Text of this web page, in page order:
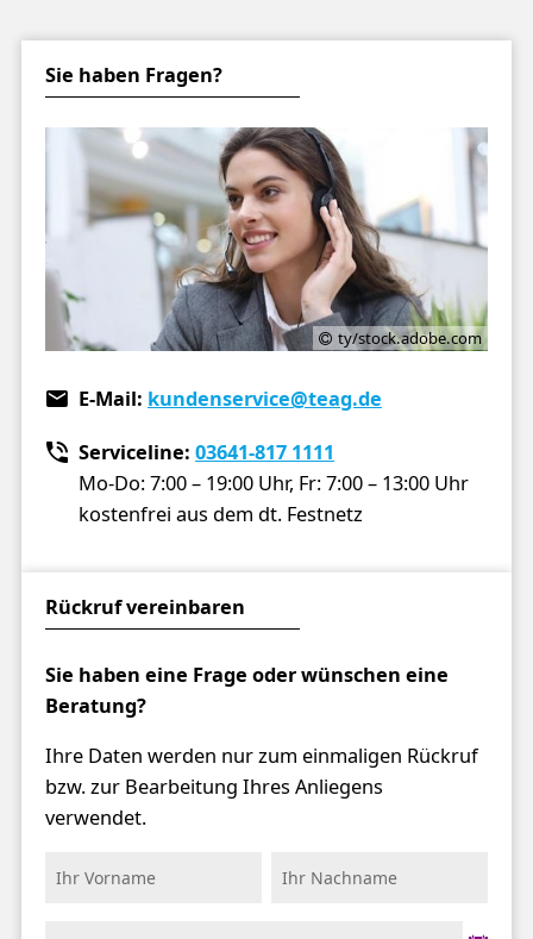
Sie haben Fragen?
ty/stock.adobe.com
E-Mail: kundenservice@teag.de
Serviceline: 03641-817 1111
Mo-Do: 7:00 – 19:00 Uhr, Fr: 7:00 – 13:00 Uhr
kostenfrei aus dem dt. Festnetz
Rückruf vereinbaren
Sie haben eine Frage oder wünschen eine
Beratung?
Ihre Daten werden nur zum einmaligen Rückruf
bzw. zur Bearbeitung Ihres Anliegens
verwendet.